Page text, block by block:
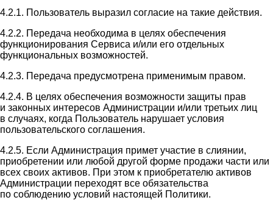
4.2.1. Пользователь выразил согласие на такие действия.
4.2.2. Передача необходима в целях обеспечения
функционирования Сервиса и/или его отдельных
функциональных возможностей.
4.2.3. Передача предусмотрена применимым правом.
4.2.4. В целях обеспечения возможности защиты прав
и законных интересов Администрации и/или третьих лиц
в случаях, когда Пользователь нарушает условия
пользовательского соглашения.
4.2.5. Если Администрация примет участие в слиянии,
приобретении или любой другой форме продажи части или
всех своих активов. При этом к приобретателю активов
Администрации переходят все обязательства
по соблюдению условий настоящей Политики.